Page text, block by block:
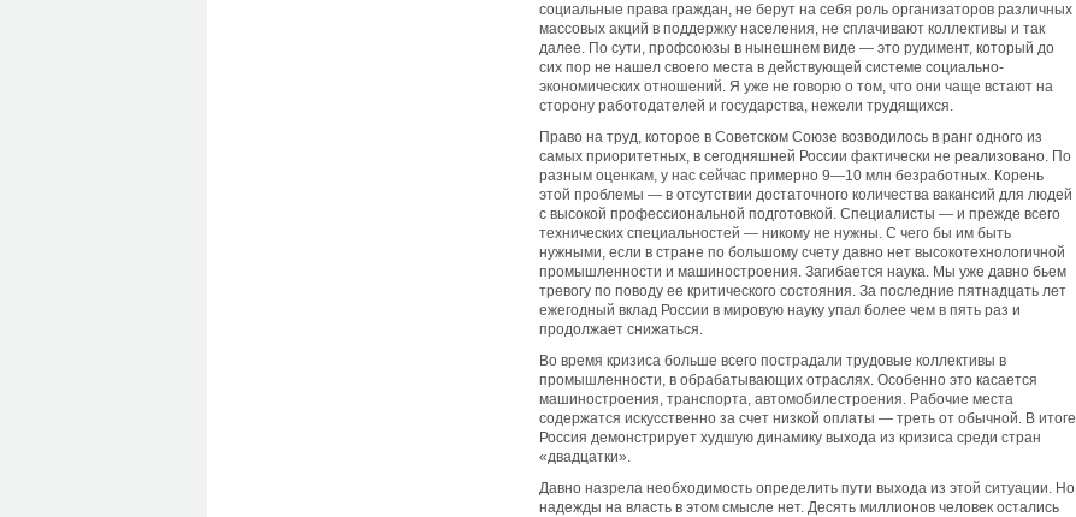
социальные права граждан, не берут на себя роль организаторов различных
массовых акций в поддержку населения, не сплачивают коллективы и так
далее. По сути, профсоюзы в нынешнем виде — это рудимент, который до
сих пор не нашел своего места в действующей системе социально-
экономических отношений. Я уже не говорю о том, что они чаще встают на
сторону работодателей и государства, нежели трудящихся.
Право на труд, которое в Советском Союзе возводилось в ранг одного из
самых приоритетных, в сегодняшней России фактически не реализовано. По
разным оценкам, у нас сейчас примерно 9—10 млн безработных. Корень
этой проблемы — в отсутствии достаточного количества вакансий для людей
с высокой профессиональной подготовкой. Специалисты — и прежде всего
технических специальностей — никому не нужны. С чего бы им быть
нужными, если в стране по большому счету давно нет высокотехнологичной
промышленности и машиностроения. Загибается наука. Мы уже давно бьем
тревогу по поводу ее критического состояния. За последние пятнадцать лет
ежегодный вклад России в мировую науку упал более чем в пять раз и
продолжает снижаться.
Во время кризиса больше всего пострадали трудовые коллективы в
промышленности, в обрабатывающих отраслях. Особенно это касается
машиностроения, транспорта, автомобилестроения. Рабочие места
содержатся искусственно за счет низкой оплаты — треть от обычной. В итоге
Россия демонстрирует худшую динамику выхода из кризиса среди стран
«двадцатки».
Давно назрела необходимость определить пути выхода из этой ситуации. Но
надежды на власть в этом смысле нет. Десять миллионов человек остались